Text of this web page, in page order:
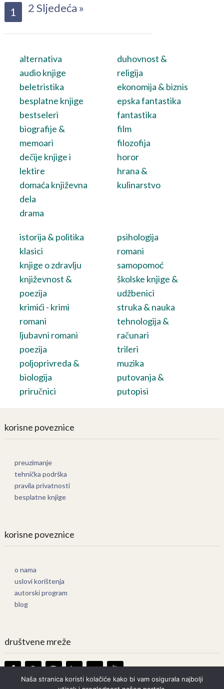
1 2Sljedeća »
alternativa
audio knjige
beletristika
besplatne knjige
bestseleri
biografije &
memoari
dečije knjige i
lektire
domaća književna
dela
drama
duhovnost &
religija
ekonomija & biznis
epska fantastika
fantastika
film
filozofija
horor
hrana &
kulinarstvo
istorija & politika
klasici
knjige o zdravlju
književnost &
poezija
krimići - krimi
romani
ljubavni romani
poezija
poljoprivreda &
biologija
priručnici
psihologija
romani
samopomoć
školske knjige &
udžbenici
struka & nauka
tehnologija &
računari
trileri
muzika
putovanja &
putopisi
korisne poveznice
preuzimanje
tehnička podrška
pravila privatnosti
besplatne knjige
korisne poveznice
o nama
uslovi korištenja
autorski program
blog
društvene mreže
Naša stranica koristi kolačiće kako bi vam osigurala najbolji